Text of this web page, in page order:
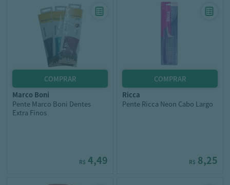
marco boni
Pente Marco Boni Dentes
Extra Finos
R$ 4,49
ricca
Pente Ricca Neon Cabo Largo
R$ 8,25